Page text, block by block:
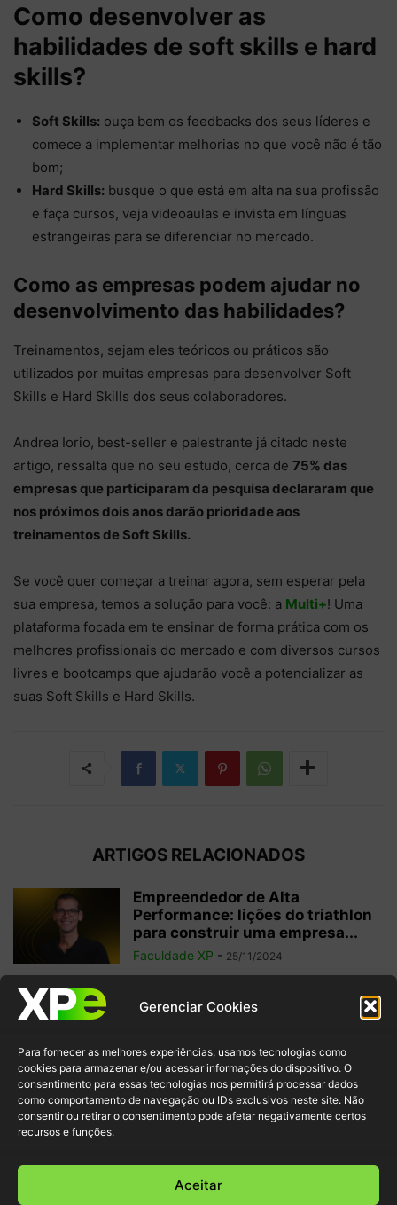
Gerenciar Cookies
Para fornecer as melhores experiências, usamos tecnologias como
cookies para armazenar e/ou acessar informações do dispositivo. O
consentimento para essas tecnologias nos permitirá processar dados
como comportamento de navegação ou IDs exclusivos neste site. Não
consentir ou retirar o consentimento pode afetar negativamente certos
recursos e funções.
Aceitar
Como desenvolver as
habilidades de soft skills e hard
skills?
Soft Skills: ouça bem os feedbacks dos seus líderes e
comece a implementar melhorias no que você não é tão
bom;
Hard Skills: busque o que está em alta na sua profissão
e faça cursos, veja videoaulas e invista em línguas
estrangeiras para se diferenciar no mercado.
Como as empresas podem ajudar no
desenvolvimento das habilidades?
Treinamentos, sejam eles teóricos ou práticos são
utilizados por muitas empresas para desenvolver Soft
Skills e Hard Skills dos seus colaboradores.
Andrea Iorio, best-seller e palestrante já citado neste
artigo, ressalta que no seu estudo, cerca de 75% das
empresas que participaram da pesquisa declararam que
nos próximos dois anos darão prioridade aos
treinamentos de Soft Skills.
Se você quer começar a treinar agora, sem esperar pela
sua empresa, temos a solução para você: a Multi+! Uma
plataforma focada em te ensinar de forma prática com os
melhores profissionais do mercado e com diversos cursos
livres e bootcamps que ajudarão você a potencializar as
suas Soft Skills e Hard Skills.
ARTIGOS RELACIONADOS
Empreendedor de Alta
Performance: lições do triathlon
para construir uma empresa...
Faculdade XP - 25/11/2024
6 filmes sobre tecnologia para
potencializar seu aprendizado
Faculdade XP - 22/11/2024
Transição de carreira: um novo
começo para o seu futuro